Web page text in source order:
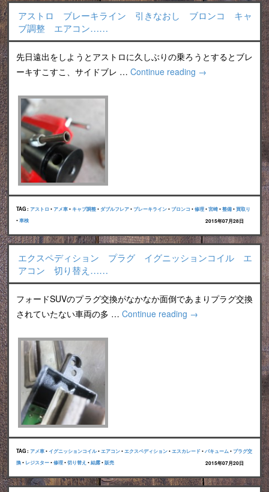
アストロ ブレーキライン 引きなおし ブロンコ キャ
ブ調整 エアコン……
先日遠出をしようとアストロに久しぶりの乗ろうとするとブレ
ーキすこすこ、サイドブレ … Continue reading →
TAG : アストロ •アメ車•キャブ調整• ダブルフレア•ブレーキライン•ブロンコ •修理•宮崎•整備•買取り
•車検 2015年07月28日
エクスペディション プラグ イグニッションコイル エ
アコン 切り替え……
フォードSUVのプラグ交換がなかなか面倒であまりプラグ交換
されていたない車両の多 … Continue reading →
TAG : アメ車•イグニッションコイル•エアコン•エクスペディション•エスカレード•バキューム•プラグ交
換• レジスター•修理•切り替え •結露•販売 2015年07月20日